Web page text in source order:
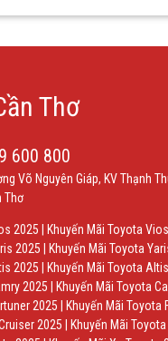
Thơ
600 800
Võ Nguyên Giáp, KV Thạnh
Thơ
2025
Khuyến Mãi Toyota Vios
2025
Khuyến Mãi Toyota
2025
Khuyến Mãi Toyota Altis
2025
Khuyến Mãi Toyota
2025
Khuyến Mãi Toyota
2025
Khuyến Mãi